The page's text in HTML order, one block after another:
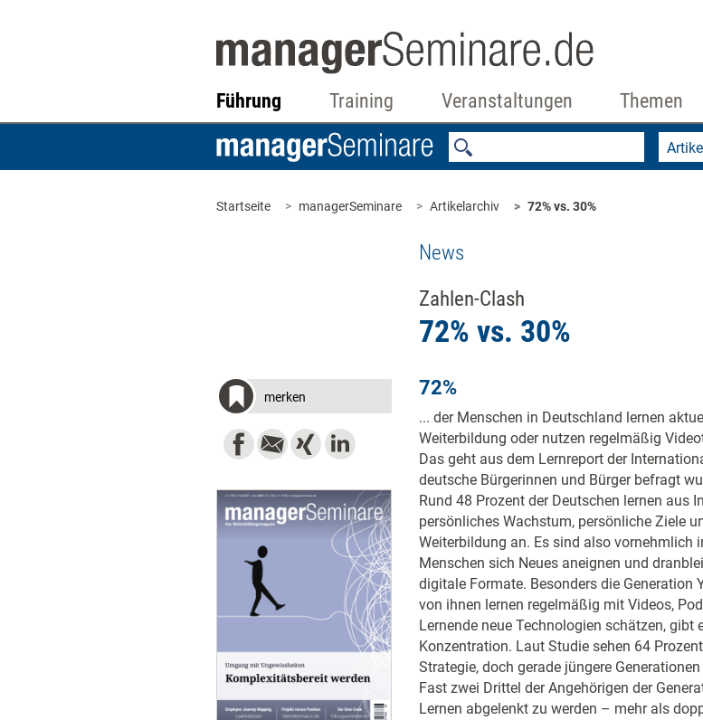
Führung Training Veranstaltungen Themen
Startseite managerSeminare Artikelarchiv 72% vs. 30%
News
Zahlen-Clash
72% vs. 30%
merken 72%
... der Menschen in Deutschland lernen
Weiterbildung oder nutzen regelmäßig
Das geht aus dem Lernreport der
deutsche Bürgerinnen und Bürger befragt
Rund 48 Prozent der Deutschen lernen aus
persönliches Wachstum, persönliche Ziele
Weiterbildung an. Es sind also vornehmlich
Menschen sich Neues aneignen und
digitale Formate. Besonders die
von ihnen lernen regelmäßig mit Videos,
Lernende neue Technologien schätzen,
Konzentration. Laut Studie sehen 64
Strategie, doch gerade jüngere
Fast zwei Drittel der Angehörigen der
Lernen abgelenkt zu werden – mehr als